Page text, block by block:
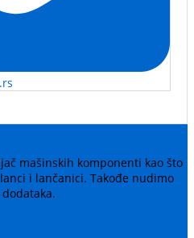
mašinskih komponenti kao što
i lančanici. Takođe nudimo